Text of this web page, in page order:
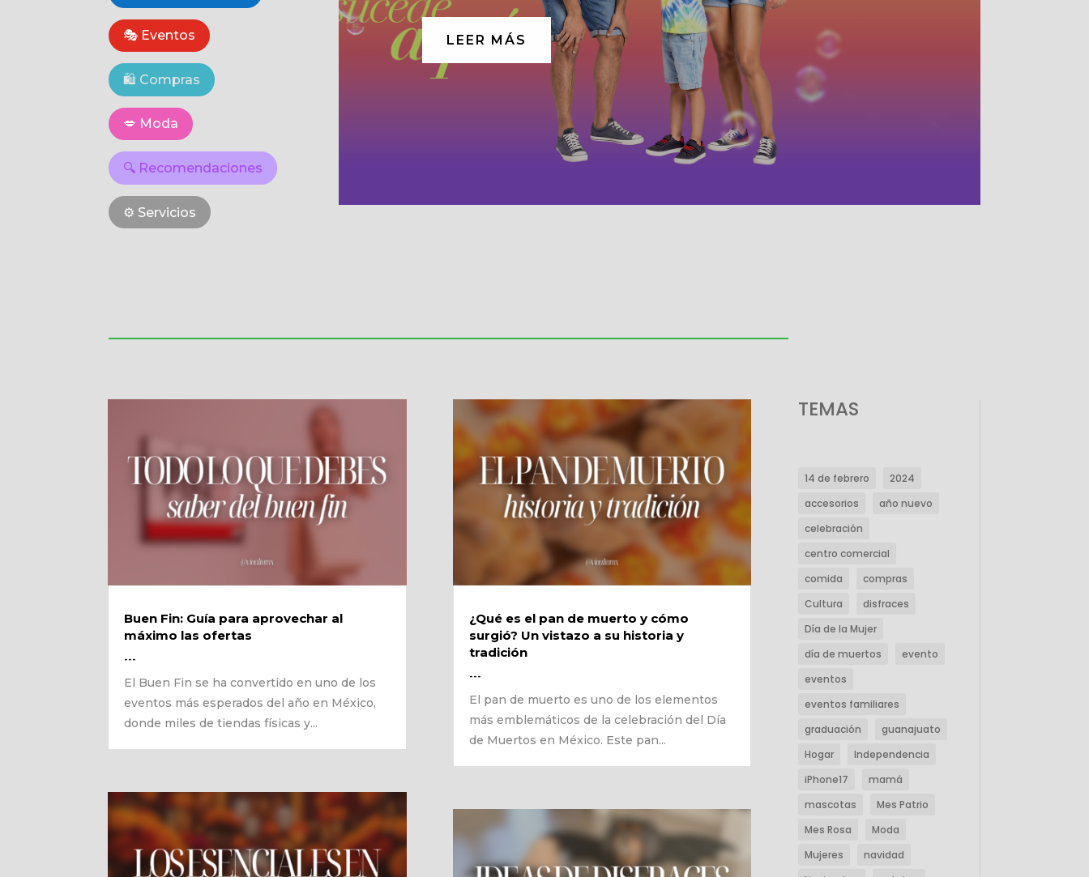
🎭 Eventos
🛍️ Compras
💋 Moda
🔍 Recomendaciones
⚙️ Servicios
LEER MÁS
Buen Fin: Guía para aprovechar al
máximo las ofertas
---
El Buen Fin se ha convertido en uno de los
eventos más esperados del año en México,
donde miles de tiendas físicas y...
¿Qué es el pan de muerto y cómo
surgió? Un vistazo a su historia y
tradición
---
El pan de muerto es uno de los elementos
más emblemáticos de la celebración del Día
de Muertos en México. Este pan...
TEMAS
14 de febrero
2024
accesorios
año nuevo
celebración
centro comercial
comida
compras
Cultura
disfraces
Día de la Mujer
día de muertos
evento
eventos
eventos familiares
graduación
guanajuato
Hogar
Independencia
iPhone17
mamá
mascotas
Mes Patrio
Mes Rosa
Moda
Mujeres
navidad